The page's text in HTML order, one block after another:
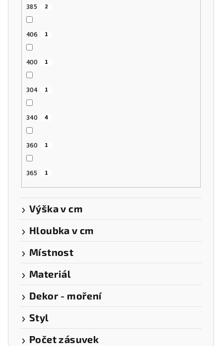
385 2
406 1
400 1
304 1
340 4
360 1
365 1
Výška v cm
Hloubka v cm
Místnost
Materiál
Dekor - moření
Styl
Počet zásuvek